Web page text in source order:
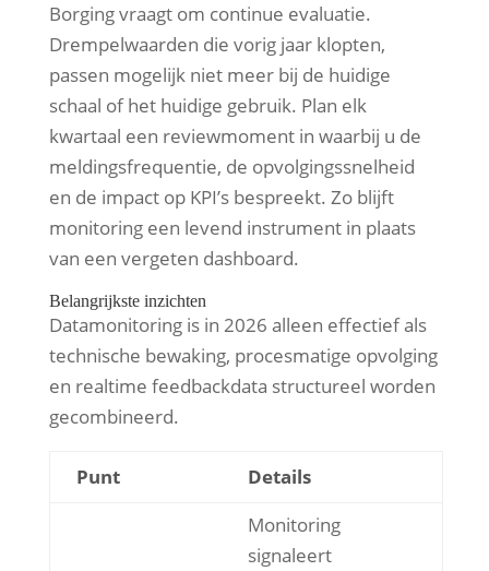
Borging vraagt om continue evaluatie.
Drempelwaarden die vorig jaar klopten,
passen mogelijk niet meer bij de huidige
schaal of het huidige gebruik. Plan elk
kwartaal een reviewmoment in waarbij u de
meldingsfrequentie, de opvolgingssnelheid
en de impact op KPI’s bespreekt. Zo blijft
monitoring een levend instrument in plaats
van een vergeten dashboard.
Belangrijkste inzichten
Datamonitoring is in 2026 alleen effectief als
technische bewaking, procesmatige opvolging
en realtime feedbackdata structureel worden
gecombineerd.
Punt Details
Monitoring
signaleert